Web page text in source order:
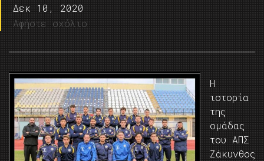
Δεκ 10, 2020
Αφήστε σχόλιο
Η
ιστορία
της
ομάδας
του ΑΠΣ
Ζάκυνθος